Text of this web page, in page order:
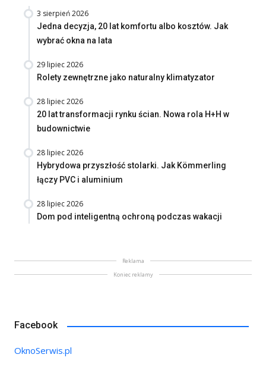
3 sierpień 2026
Jedna decyzja, 20 lat komfortu albo kosztów. Jak
wybrać okna na lata
29 lipiec 2026
Rolety zewnętrzne jako naturalny klimatyzator
28 lipiec 2026
20 lat transformacji rynku ścian. Nowa rola H+H w
budownictwie
28 lipiec 2026
Hybrydowa przyszłość stolarki. Jak Kömmerling
łączy PVC i aluminium
28 lipiec 2026
Dom pod inteligentną ochroną podczas wakacji
Reklama
Koniec reklamy
Facebook
OknoSerwis.pl